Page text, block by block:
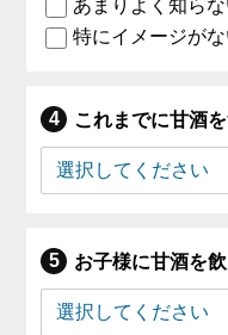
あまりよく知ら
特にイメージがな
これまでに甘酒
お子様に甘酒を